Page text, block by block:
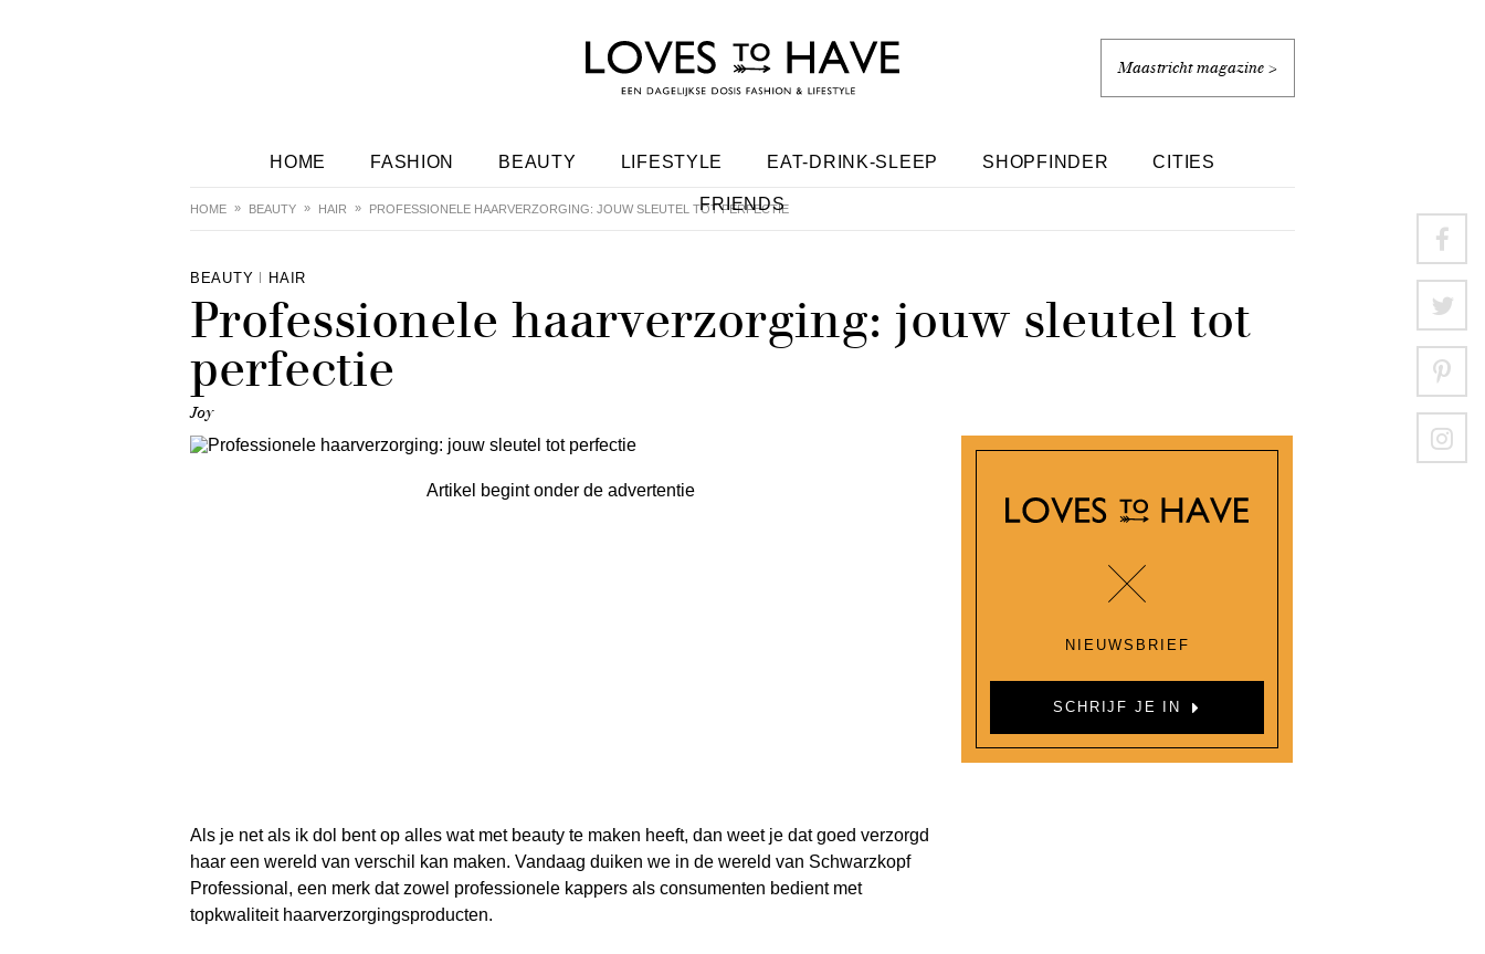
Maastricht magazine >
HOME FASHION BEAUTY LIFESTYLE EAT-DRINK-SLEEP SHOPFINDER CITIES
FRIENDS
HOME BEAUTY HAIR PROFESSIONELE HAARVERZORGING: JOUW SLEUTEL TOT PERFECTIE
BEAUTY HAIR
Professionele haarverzorging: jouw sleutel tot
perfectie
Joy
Artikel begint onder de advertentie
Als je net als ik dol bent op alles wat met beauty te maken heeft, dan weet je dat goed verzorgd
haar een wereld van verschil kan maken. Vandaag duiken we in de wereld van Schwarzkopf
Professional, een merk dat zowel professionele kappers als consumenten bedient met
topkwaliteit haarverzorgingsproducten.
NIEUWSBRIEF
SCHRIJF JE IN